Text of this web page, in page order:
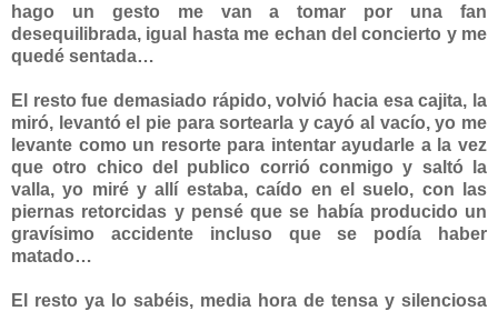
hago un gesto me van a tomar por una fan
desequilibrada, igual hasta me echan del concierto y me
quedé sentada…
El resto fue demasiado rápido, volvió hacia esa cajita, la
miró, levantó el pie para sortearla y cayó al vacío, yo me
levante como un resorte para intentar ayudarle a la vez
que otro chico del publico corrió conmigo y saltó la
valla, yo miré y allí estaba, caído en el suelo, con las
piernas retorcidas y pensé que se había producido un
gravísimo accidente incluso que se podía haber
matado…
El resto ya lo sabéis, media hora de tensa y silenciosa